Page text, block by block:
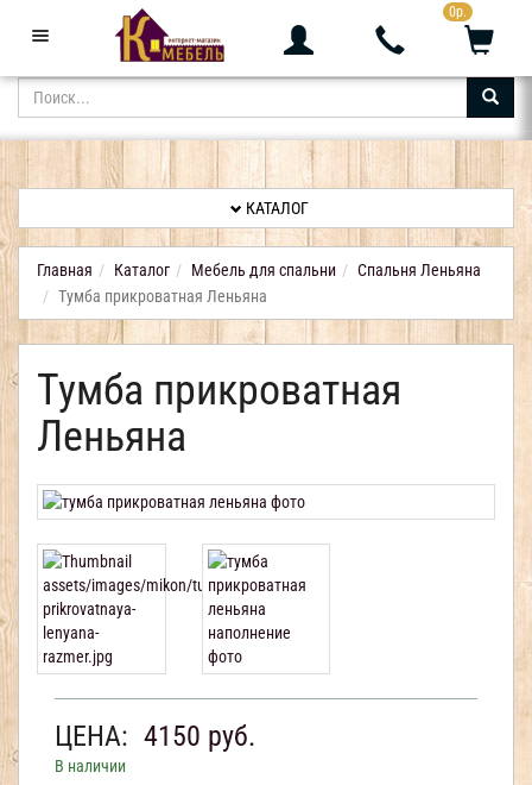
0р.
Звоните с 9:00 до 23:00 +7 (343) 361-05-24
КАТАЛОГ
АКЦИИ
НОВИНКИ
ОТЗЫВЫ
КАТАЛОГ
Главная Каталог Мебель для спальни
Спальня Леньяна
Тумба прикроватная Леньяна
Тумба прикроватная
Леньяна
ЦЕНА: 4150 руб.
В наличии